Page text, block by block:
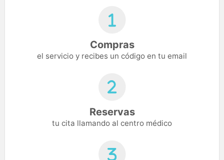
Compras
el servicio y recibes un código en tu email
Reservas
tu cita llamando al centro médico